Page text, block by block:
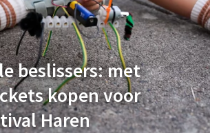
beslissers: met
kopen voor
Haren